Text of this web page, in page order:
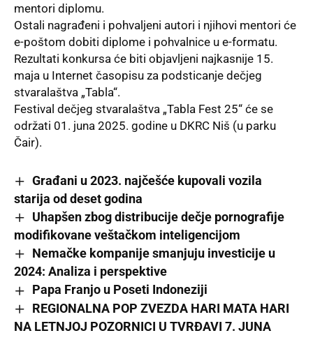
mentori diplomu.
Ostali nagrađeni i pohvalјeni autori i njihovi mentori će
e-poštom dobiti diplome i pohvalnice u e-formatu.
Rezultati konkursa će biti objavlјeni najkasnije 15.
maja u Internet časopisu za podsticanje dečjeg
stvaralaštva „Tabla“.
Festival dečjeg stvaralaštva „Tabla Fest 25“ će se
održati 01. juna 2025. godine u DKRC Niš (u parku
Čair).
Građani u 2023. najčešće kupovali vozila
starija od deset godina
Uhapšen zbog distribucije dečje pornografije
modifikovane veštačkom inteligencijom
Nemačke kompanije smanjuju investicije u
2024: Analiza i perspektive
Papa Franjo u Poseti Indoneziji
REGIONALNA POP ZVEZDA HARI MATA HARI
NA LETNJOJ POZORNICI U TVRĐAVI 7. JUNA